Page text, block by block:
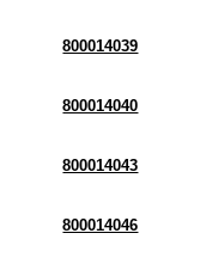
800014039
800014040
800014043
800014046